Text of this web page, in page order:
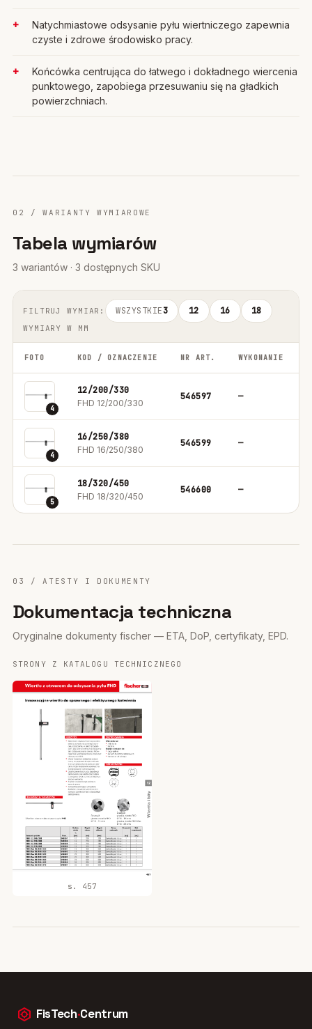
Natychmiastowe odsysanie pyłu wiertniczego zapewnia
czyste i zdrowe środowisko pracy.
Końcówka centrująca do łatwego i dokładnego wiercenia
punktowego, zapobiega przesuwaniu się na gładkich
powierzchniach.
02 / WARIANTY WYMIAROWE
Tabela wymiarów
3 wariantów · 3 dostępnych SKU
FILTRUJ WYMIAR: WSZYSTKIE3 12 16 18
WYMIARY W MM
FOTO KOD / OZNACZENIE NR ART. WYKONANIE
4
12/200/330
FHD 12/200/330
546597 —
4
16/250/380
FHD 16/250/380
546599 —
5
18/320/450
FHD 18/320/450
546600 —
03 / ATESTY I DOKUMENTY
Dokumentacja techniczna
Oryginalne dokumenty fischer — ETA, DoP, certyfikaty, EPD.
STRONY Z KATALOGU TECHNICZNEGO
s. 457
FisTech·Centrum